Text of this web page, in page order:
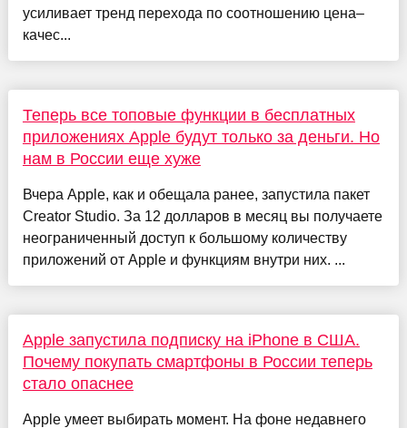
усиливает тренд перехода по соотношению цена–
качес...
Теперь все топовые функции в бесплатных
приложениях Apple будут только за деньги. Но
нам в России еще хуже
Вчера Apple, как и обещала ранее, запустила пакет
Creator Studio. За 12 долларов в месяц вы получаете
неограниченный доступ к большому количеству
приложений от Apple и функциям внутри них. ...
Apple запустила подписку на iPhone в США.
Почему покупать смартфоны в России теперь
стало опаснее
Apple умеет выбирать момент. На фоне недавнего